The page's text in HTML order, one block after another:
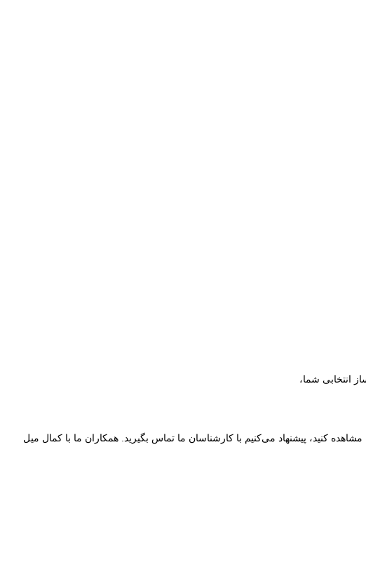
انتخابی شما،
کنید، پیشنهاد می‌کنیم با کارشناسان ما تماس بگیرید. همکاران ما با کمال میل